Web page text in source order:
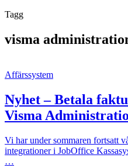
Tagg
visma
Affärssystem
Nyhet – Betala
Visma
Vi har under sommaren fortsatt
integrationer i JobOffice
…